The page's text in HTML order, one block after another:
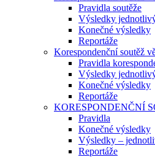
Pravidla soutěže
Výsledky
Konečné výsledky
Reportáže
Korespondenční soutěž
Pravidla
Výsledky
Konečné výsledky
Reportáže
KORESPONDENČNÍ
Pravidla
Konečné výsledky
Výsledky –
Reportáže